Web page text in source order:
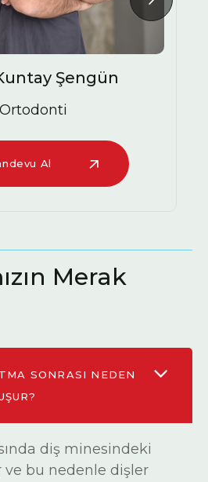
Şengün
Ortodonti
Al
Merak
diş minesindeki
ve bu nedenle dişler